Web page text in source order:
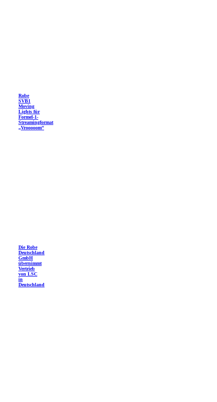
Robe
SVB1
Moving
Lights für
Formel-1-
Streamingformat
„Vrooooom“
Die Robe
Deutschland
GmbH
übernimmt
Vertrieb
von LSC
in
Deutschland